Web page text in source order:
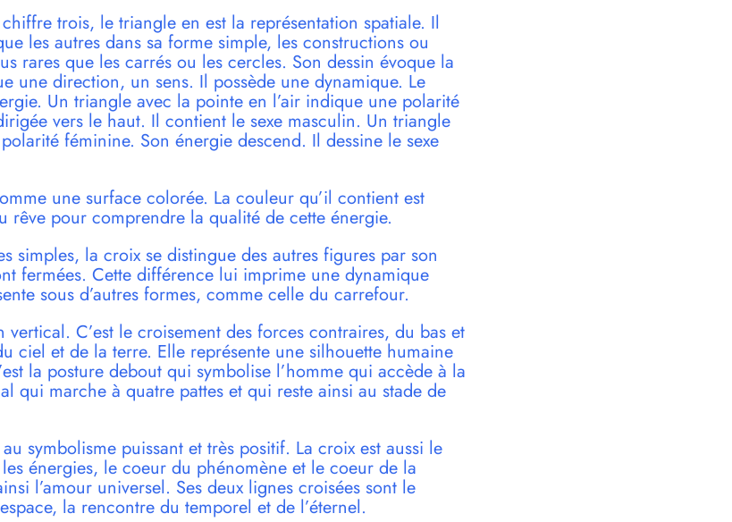
trois, le triangle en est la représentation spatiale. Il
les autres dans sa forme simple, les constructions ou
rares que les carrés ou les cercles. Son dessin évoque la
une direction, un sens. Il possède une dynamique. Le
Un triangle avec la pointe en l’air indique une polarité
vers le haut. Il contient le sexe masculin. Un triangle
féminine. Son énergie descend. Il dessine le sexe
une surface colorée. La couleur qu’il contient est
rêve pour comprendre la qualité de cette énergie.
simples, la croix se distingue des autres figures par son
fermées. Cette différence lui imprime une dynamique
sous d’autres formes, comme celle du carrefour.
vertical. C’est le croisement des forces contraires, du bas et
ciel et de la terre. Elle représente une silhouette humaine
la posture debout qui symbolise l’homme qui accède à la
qui marche à quatre pattes et qui reste ainsi au stade de
symbolisme puissant et très positif. La croix est aussi le
énergies, le coeur du phénomène et le coeur de la
l’amour universel. Ses deux lignes croisées sont le
la rencontre du temporel et de l’éternel.